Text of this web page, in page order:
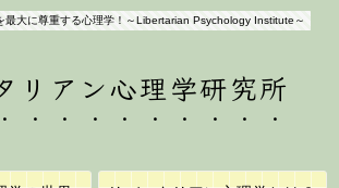
最大に尊重する心理学！～Libertarian Psychology Institute～
リアン心理学研究所